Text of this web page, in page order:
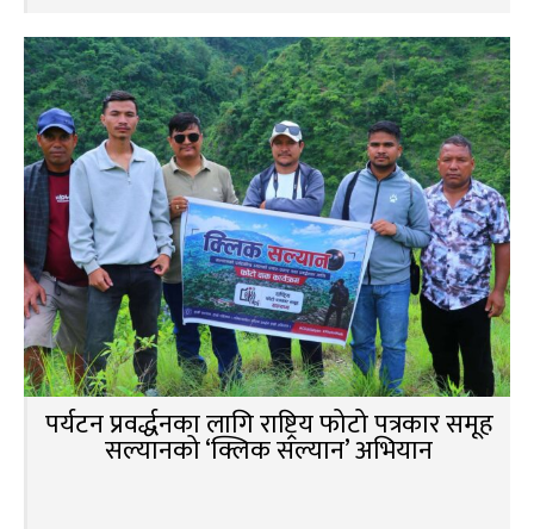
पर्यटन प्रवर्द्धनका लागि राष्ट्रिय फोटो पत्रकार समूह
सल्यानको ‘क्लिक सल्यान’ अभियान